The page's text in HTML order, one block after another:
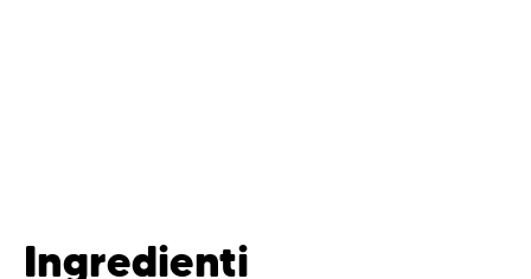
Ingredienti